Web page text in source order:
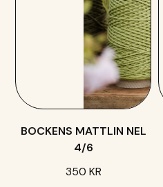
BOCKENS MATTLIN NEL
4/6
350 KR